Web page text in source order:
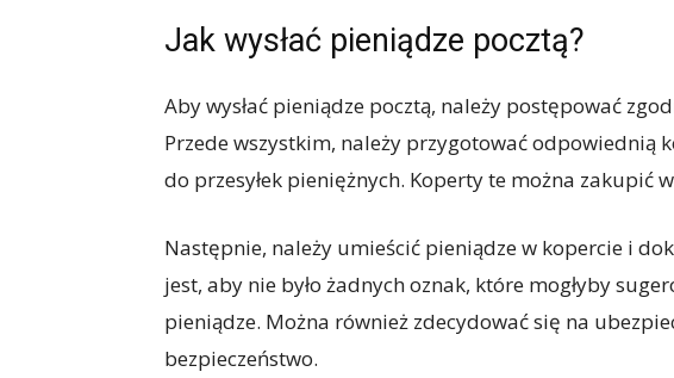
Jak wysłać pieniądze pocztą?
Aby wysłać pieniądze pocztą, należy postępować
Przede wszystkim, należy przygotować odpowiednią
do przesyłek pieniężnych. Koperty te można zakupić
Następnie, należy umieścić pieniądze w kopercie i
jest, aby nie było żadnych oznak, które mogłyby
pieniądze. Można również zdecydować się na
bezpieczeństwo.